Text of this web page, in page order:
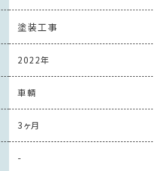
塗装工事
2022年
車輌
3ヶ月
-